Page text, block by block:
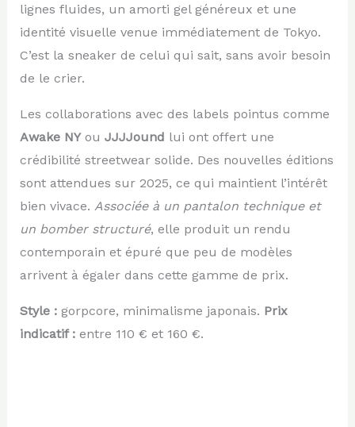
lignes fluides, un amorti gel généreux et une
identité visuelle venue immédiatement de Tokyo.
C’est la sneaker de celui qui sait, sans avoir besoin
de le crier.
Les collaborations avec des labels pointus comme
Awake NYou JJJJound lui ont offert une
crédibilité streetwear solide. Des nouvelles éditions
sont attendues sur 2025, ce qui maintient l’intérêt
bien vivace. Associée à un pantalon technique et
un bomber structuré, elle produit un rendu
contemporain et épuré que peu de modèles
arrivent à égaler dans cette gamme de prix.
Style :gorpcore, minimalisme japonais. Prix
indicatif :entre 110 € et 160 €.